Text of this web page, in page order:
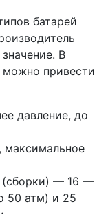
батарей
В
привести
давление, до
(сборки) — 16 —
50 атм) и 25